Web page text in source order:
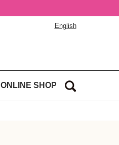
English
ONLINE SHOP